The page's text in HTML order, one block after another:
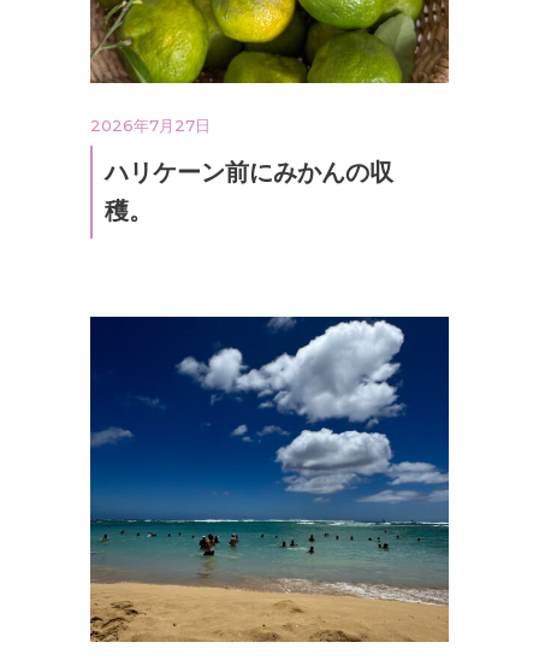
2026年7月27日
ハリケーン前にみかんの収
穫。